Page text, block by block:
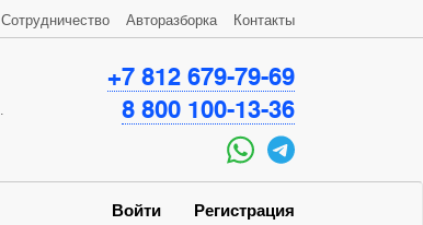
+7 812 679-79-69
8 800 100-13-36
Сотрудничество Авторазборка Контакты
Войти Регистрация